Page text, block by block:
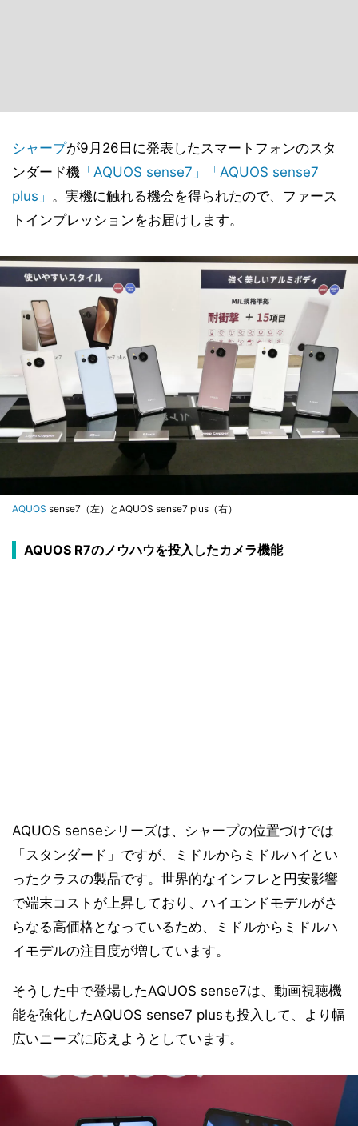
シャープが9月26日に発表したスマートフォンのスタ
ンダード機 「AQUOS sense7」
「AQUOS sense7
plus」 。実機に触れる機会を得られたので、ファース
トインプレッションをお届けします。
AQUOS sense7（左）とAQUOS sense7 plus（右）
AQUOS R7のノウハウを投入したカメラ機能
AQUOS senseシリーズは、シャープの位置づけでは
「スタンダード」ですが、ミドルからミドルハイとい
ったクラスの製品です。世界的なインフレと円安影響
で端末コストが上昇しており、ハイエンドモデルがさ
らなる高価格となっているため、ミドルからミドルハ
イモデルの注目度が増しています。
そうした中で登場したAQUOS sense7は、動画視聴機
能を強化したAQUOS sense7 plusも投入して、より幅
広いニーズに応えようとしています。